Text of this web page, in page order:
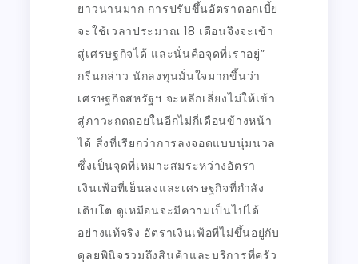
ยาวนานมาก การปรับขึ้นอัตราดอกเบี้ย
จะใช้เวลาประมาณ 18 เดือนจึงจะเข้า
สู่เศรษฐกิจได้ และนั่นคือจุดที่เราอยู่”
กรีนกล่าว นักลงทุนมั่นใจมากขึ้นว่า
เศรษฐกิจสหรัฐฯ จะหลีกเลี่ยงไม่ให้เข้า
สู่ภาวะถดถอยในอีกไม่กี่เดือนข้างหน้า
ได้ สิ่งที่เรียกว่าการลงจอดแบบนุ่มนวล
ซึ่งเป็นจุดที่เหมาะสมระหว่างอัตรา
เงินเฟ้อที่เย็นลงและเศรษฐกิจที่กำลัง
เติบโต ดูเหมือนจะมีความเป็นไปได้
อย่างแท้จริง อัตราเงินเฟ้อที่ไม่ขึ้นอยู่กับ
ดุลยพินิจรวมถึงสินค้าและบริการที่ครัว